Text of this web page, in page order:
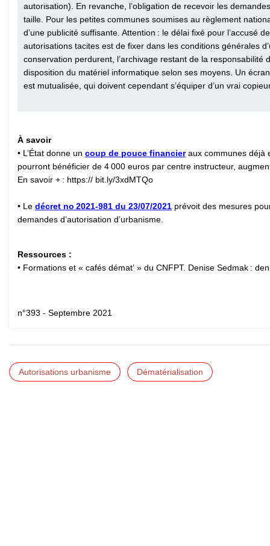
autorisation). En revanche, l’obligation de recevoir les
taille. Pour les petites communes soumises au règlement
d’une publicité suffisante. Attention : le délai fixé pour l’accusé
autorisations tacites est de fixer dans les conditions générales
conservation perdurent, l’archivage restant de la
disposition du matériel informatique selon ses moyens. Un
est mutualisée, qui doivent cependant s’équiper d’un vrai
À savoir
• L’État donne un coup de pouce financieraux communes déjà
pourront bénéficier de 4 000 euros par centre instructeur,
En savoir + : https:// bit.ly/3xdMTQo
• Le décret no 2021-981 du 23/07/2021 prévoit des mesures
demandes d’autorisation d’urbanisme.
Ressources :
• Formations et « cafés démat’ » du CNFPT. Denise Sedmak :
n°393 - Septembre 2021
Autorisations urbanisme Dématérialisation